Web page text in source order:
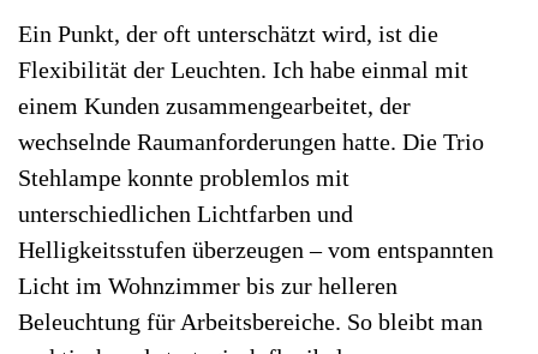
Ein Punkt, der oft unterschätzt wird, ist die
Flexibilität der Leuchten. Ich habe einmal mit
einem Kunden zusammengearbeitet, der
wechselnde Raumanforderungen hatte. Die Trio
Stehlampe konnte problemlos mit
unterschiedlichen Lichtfarben und
Helligkeitsstufen überzeugen – vom entspannten
Licht im Wohnzimmer bis zur helleren
Beleuchtung für Arbeitsbereiche. So bleibt man